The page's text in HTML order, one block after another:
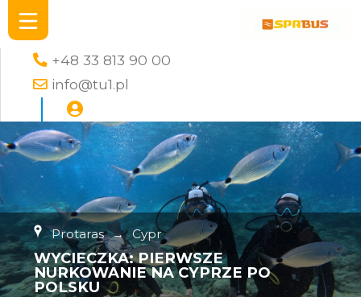
+48 33 813 90 00
info@tu1.pl
Protaras → Cypr
WYCIECZKA: PIERWSZE
NURKOWANIE NA CYPRZE PO
POLSKU